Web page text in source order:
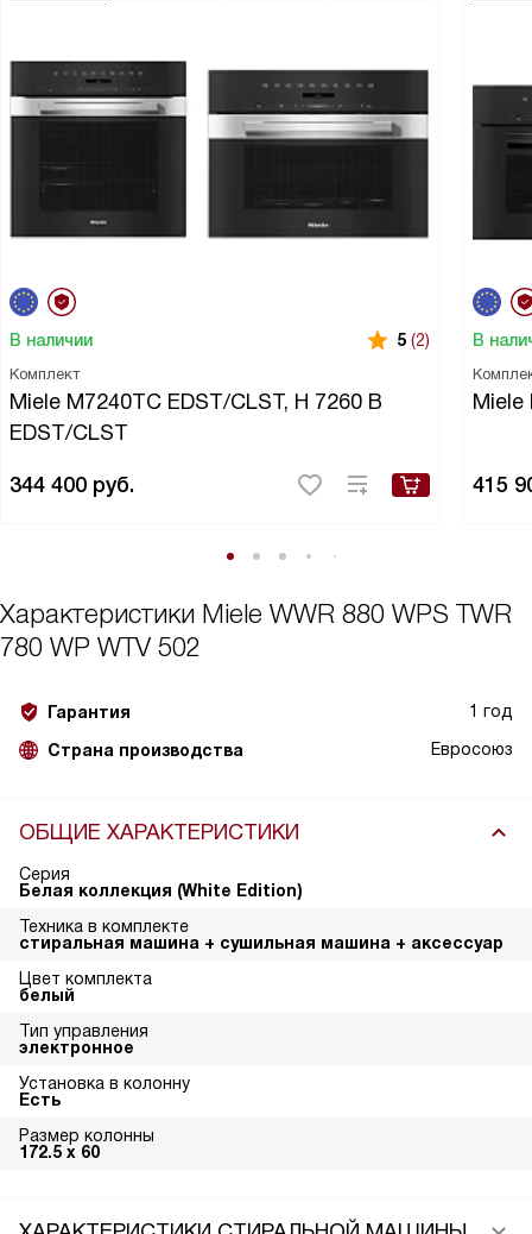
В наличии 5 (2)
Комплект
Miele M7240TC EDST/CLST, H 7260 B
EDST/CLST
344 400 руб.
В
Miele
415
Характеристики Miele WWR 880 WPS TWR
780 WP WTV 502
Гарантия 1 год
Страна производства Евросоюз
ОБЩИЕ ХАРАКТЕРИСТИКИ
Серия
Белая коллекция (White Edition)
Техника в комплекте
стиральная машина + сушильная машина + аксессуар
Цвет комплекта
белый
Тип управления
электронное
Установка в колонну
Есть
Размер колонны
172.5 х 60